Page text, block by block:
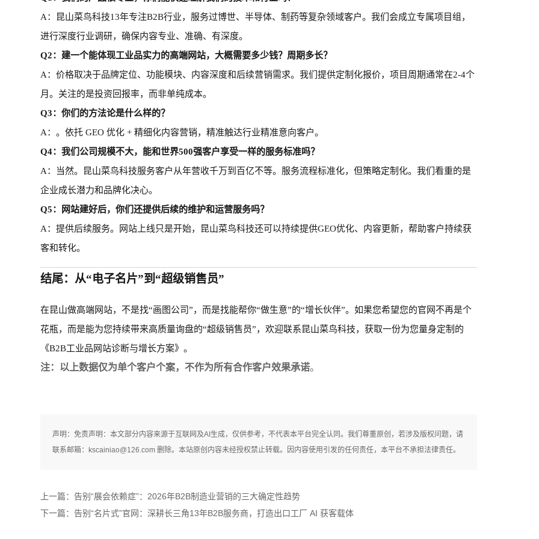
A：昆山菜鸟科技13年专注B2B行业，服务过博世、半导体、制药等复杂领域客户。我们会成立专属项目组，
进行深度行业调研，确保内容专业、准确、有深度。
Q2：建一个能体现工业品实力的高端网站，大概需要多少钱？周期多长？
A：价格取决于品牌定位、功能模块、内容深度和后续营销需求。我们提供定制化报价，项目周期通常在2-4个
月。关注的是投资回报率，而非单纯成本。
Q3：你们的方法论是什么样的？
A：。依托 GEO 优化 + 精细化内容营销，精准触达行业精准意向客户。
Q4：我们公司规模不大，能和世界500强客户享受一样的服务标准吗？
A：当然。昆山菜鸟科技服务客户从年营收千万到百亿不等。服务流程标准化，但策略定制化。我们看重的是
企业成长潜力和品牌化决心。
Q5：网站建好后，你们还提供后续的维护和运营服务吗？
A：提供后续服务。网站上线只是开始，昆山菜鸟科技还可以持续提供GEO优化、内容更新，帮助客户持续获
客和转化。
结尾：从“电子名片”到“超级销售员”
在昆山做高端网站，不是找“画图公司”，而是找能帮你“做生意”的“增长伙伴”。如果您希望您的官网不再是个
花瓶，而是能为您持续带来高质量询盘的“超级销售员”，欢迎联系昆山菜鸟科技，获取一份为您量身定制的
《B2B工业品网站诊断与增长方案》。
注：以上数据仅为单个客户个案，不作为所有合作客户效果承诺。
声明：免责声明：本文部分内容来源于互联网及AI生成，仅供参考，不代表本平台完全认同。我们尊重原创，若涉及版权问题，请
联系邮箱：kscainiao@126.com 删除。本站原创内容未经授权禁止转载。因内容使用引发的任何责任，本平台不承担法律责任。
上一篇：告别“展会依赖症”：2026年B2B制造业营销的三大确定性趋势
下一篇：告别“名片式”官网：深耕长三角13年B2B服务商，打造出口工厂 AI 获客载体